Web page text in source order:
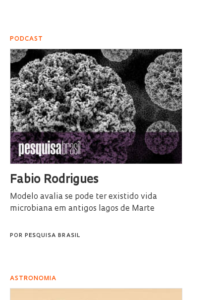
PODCAST
Fabio Rodrigues
Modelo avalia se pode ter existido vida
microbiana em antigos lagos de Marte
POR PESQUISA BRASIL
ASTRONOMIA